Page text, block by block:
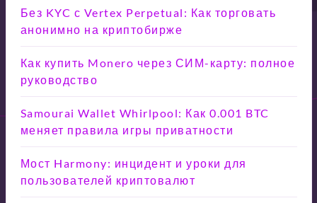
Без KYC с Vertex Perpetual: Как торговать
анонимно на криптобирже
Как купить Monero через СИМ-карту: полное
руководство
Samourai Wallet Whirlpool: Как 0.001 BTC
меняет правила игры приватности
Мост Harmony: инцидент и уроки для
пользователей криптовалют